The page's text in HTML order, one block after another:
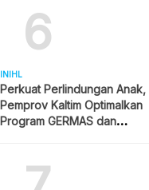
6
INIHL
Perkuat Perlindungan Anak,
Pemprov Kaltim Optimalkan
Program GERMAS dan